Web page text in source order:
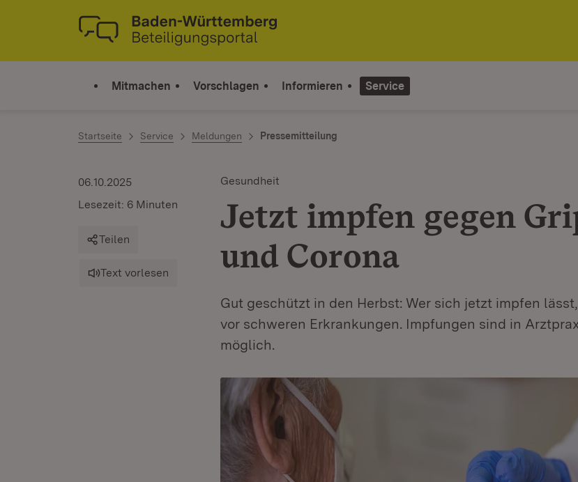
Zum Inhalt springen
Link zur Startseite
Mitmachen Vorschlagen Informieren Service
Startseite Service Meldungen Pressemitteilung
Gesundheit
Jetzt impfen gegen
und Corona
Gut geschützt in den Herbst: Wer sich jetzt impfen
vor schweren Erkrankungen. Impfungen sind in
möglich.
06.10.2025
Lesezeit: 6 Minuten
Teilen
Text vorlesen